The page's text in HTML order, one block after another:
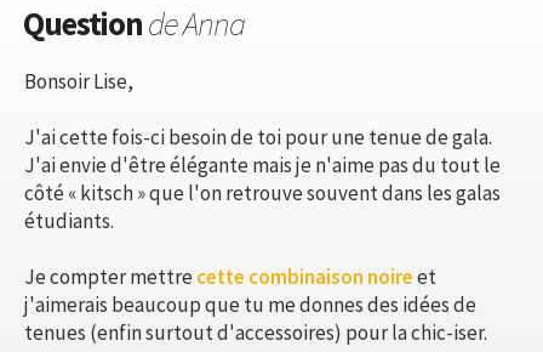
Questionde Anna
Bonsoir Lise,
J'ai cette fois-ci besoin de toi pour une tenue de gala.
J'ai envie d'être élégante mais je n'aime pas du tout le
côté « kitsch » que l'on retrouve souvent dans les galas
étudiants.
Je compter mettrecette combinaison noireet
j'aimerais beaucoup que tu me donnes des idées de
tenues (enfin surtout d'accessoires) pour la chic-iser.